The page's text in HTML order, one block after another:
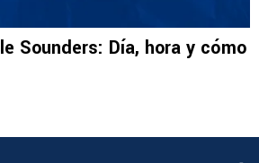
Sounders: Día, hora y cómo